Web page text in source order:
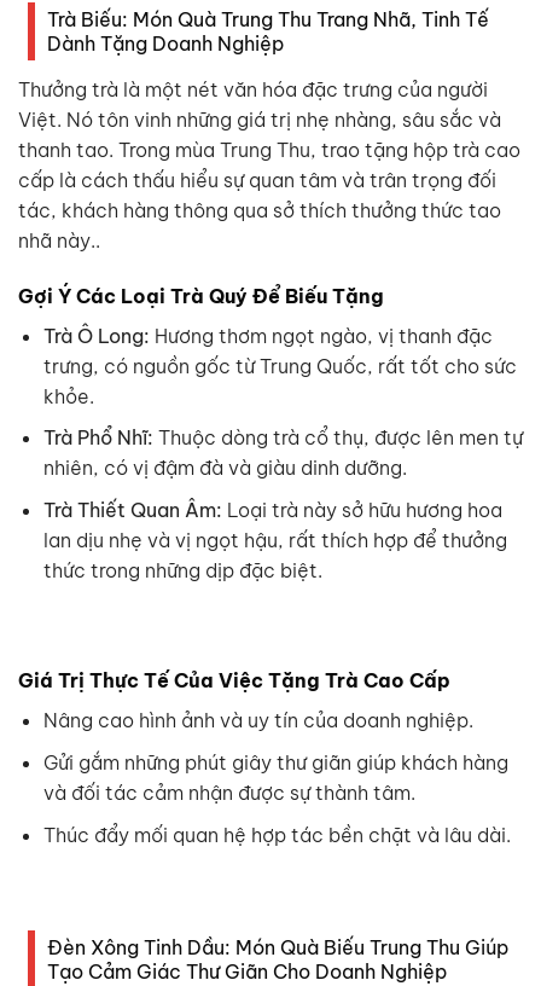
Trà Biếu: Món Quà Trung Thu Trang Nhã, Tinh Tế
Dành Tặng Doanh Nghiệp
Thưởng trà là một nét văn hóa đặc trưng của người
Việt. Nó tôn vinh những giá trị nhẹ nhàng, sâu sắc và
thanh tao. Trong mùa Trung Thu, trao tặng hộp trà cao
cấp là cách thấu hiểu sự quan tâm và trân trọng đối
tác, khách hàng thông qua sở thích thưởng thức tao
nhã này..
Gợi Ý Các Loại Trà Quý Để Biếu Tặng
Trà Ô Long: Hương thơm ngọt ngào, vị thanh đặc
trưng, có nguồn gốc từ Trung Quốc, rất tốt cho sức
khỏe.
Trà Phổ Nhĩ: Thuộc dòng trà cổ thụ, được lên men tự
nhiên, có vị đậm đà và giàu dinh dưỡng.
Trà Thiết Quan Âm: Loại trà này sở hữu hương hoa
lan dịu nhẹ và vị ngọt hậu, rất thích hợp để thưởng
thức trong những dịp đặc biệt.
Giá Trị Thực Tế Của Việc Tặng Trà Cao Cấp
Nâng cao hình ảnh và uy tín của doanh nghiệp.
Gửi gắm những phút giây thư giãn giúp khách hàng
và đối tác cảm nhận được sự thành tâm.
Thúc đẩy mối quan hệ hợp tác bền chặt và lâu dài.
Đèn Xông Tinh Dầu: Món Quà Biếu Trung Thu Giúp
Tạo Cảm Giác Thư Giãn Cho Doanh Nghiệp